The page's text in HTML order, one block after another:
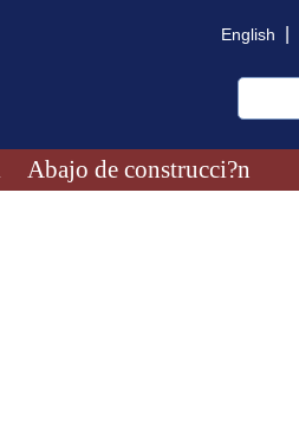
English |
Abajo de construcci?n